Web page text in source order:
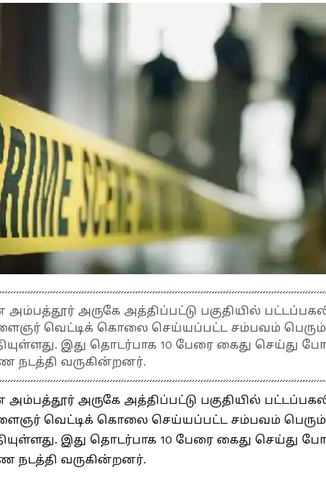
அருகே அத்திப்பட்டு பகுதியில்
வெட்டிக் கொலை செய்யப்பட்ட சம்பவம் பெரும்
இது தொடர்பாக 10 பேரை கைது செய்து
நடத்தி வருகின்றனர்.
அருகே அத்திப்பட்டு பகுதியில்
வெட்டிக் கொலை செய்யப்பட்ட சம்பவம் பெரும்
இது தொடர்பாக 10 பேரை கைது செய்து
நடத்தி வருகின்றனர்.